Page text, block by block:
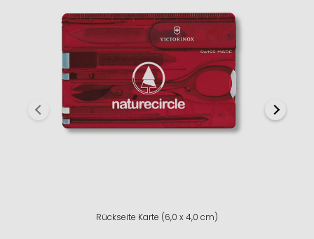
Rückseite Karte (6,0 x 4,0 cm)